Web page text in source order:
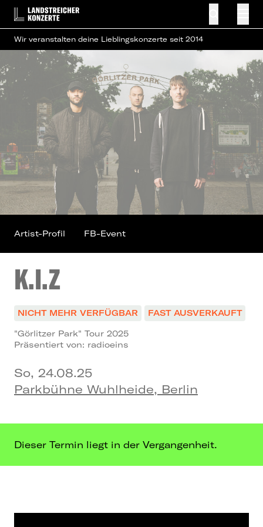
Wir veranstalten deine Lieblingskonzerte seit 2014
K.I.Z
NICHT MEHR VERFÜGBAR
FAST AUSVERKAUFT
"Görlitzer Park" Tour 2025
Präsentiert von: radioeins
So, 24.08.25
Parkbühne Wuhlheide, Berlin
Artist-Profil FB-Event
Dieser Termin liegt in der Vergangenheit.